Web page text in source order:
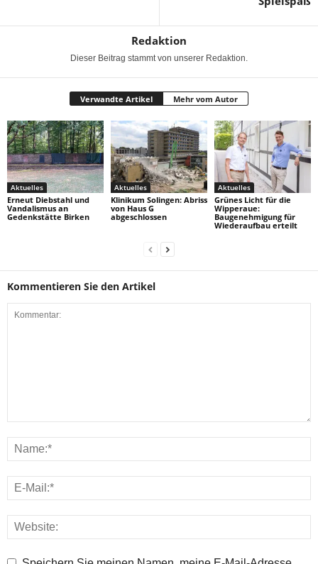
Redaktion
Dieser Beitrag stammt von unserer Redaktion.
Verwandte Artikel Mehr vom Autor
Aktuelles
Erneut Diebstahl und
Vandalismus an
Gedenkstätte Birken
Aktuelles
Klinikum Solingen: Abriss
von Haus G
abgeschlossen
Aktuelles
Grünes Licht für die
Wipperaue:
Baugenehmigung für
Wiederaufbau erteilt
Kommentieren Sie den Artikel